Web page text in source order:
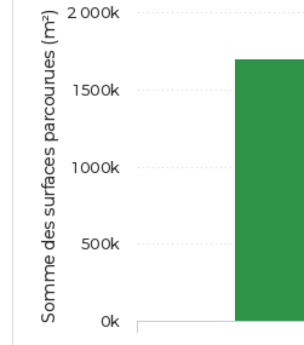
Somme des surfaces parcourues (m²) 0k
500k
1 000k
1 500k
2 000k